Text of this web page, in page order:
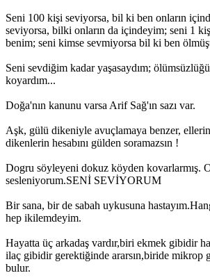
Seni 100 kişi seviyorsa, bil ki ben onların
seviyorsa, bilki onların da içindeyim; seni 1
benim; seni kimse sevmiyorsa bil ki ben
Seni sevdiğim kadar yaşasaydım;
koyardım...
Doğa'nın kanunu varsa Arif Sağ'ın sazı var.
Aşk, gülü dikeniyle avuçlamaya benzer,
dikenlerin hesabını gülden soramazsın !
Dogru söyleyeni dokuz köyden kovarlarmış.
sesleniyorum.SENİ SEVİYORUM
Bir sana, bir de sabah uykusuna
hep ikilemdeyim.
Hayatta üç arkadaş vardır,biri ekmek gibidir
ilaç gibidir gerektiğinde ararsın,biride mikrop
bulur.